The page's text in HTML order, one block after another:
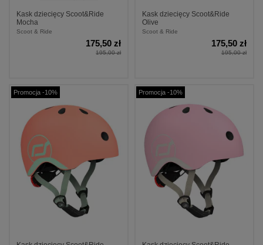
Kask dziecięcy Scoot&Ride
Mocha
Scoot & Ride
175,50 zł
195,00 zł
Kask dziecięcy Scoot&Ride
Olive
Scoot & Ride
175,50 zł
195,00 zł
Promocja -10% Promocja -10%